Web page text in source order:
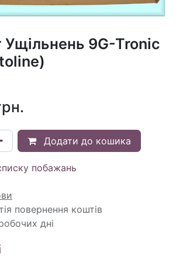
Ущільнень 9G-Tronic
Додати до кошика
побажань
повернення коштів
дні